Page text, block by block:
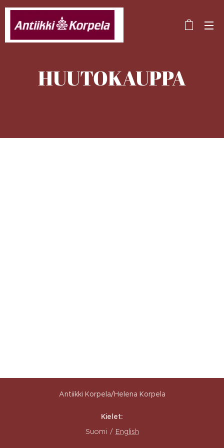
HUUTOKAUPPA
Antiikki Korpela/Helena Korpela
Kielet
Suomi
English